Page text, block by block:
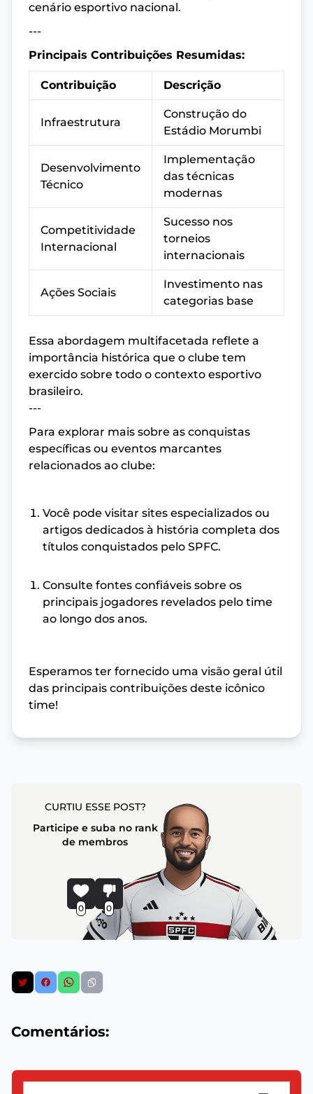
cenário esportivo nacional.
---
Principais Contribuições Resumidas:
Contribuição Descrição
Infraestrutura
Construção do
Estádio Morumbi
Desenvolvimento
Técnico
Implementação
das técnicas
modernas
Competitividade
Internacional
Sucesso nos
torneios
internacionais
Ações Sociais
Investimento nas
categorias base
Essa abordagem multifacetada reflete a
importância histórica que o clube tem
exercido sobre todo o contexto esportivo
brasileiro.
---
Para explorar mais sobre as conquistas
específicas ou eventos marcantes
relacionados ao clube:
Você pode visitar sites especializados ou
artigos dedicados à história completa dos
títulos conquistados pelo SPFC.
Consulte fontes confiáveis sobre os
principais jogadores revelados pelo time
ao longo dos anos.
Esperamos ter fornecido uma visão geral útil
das principais contribuições deste icônico
time!
CURTIU ESSE POST?
Participe e suba no rank
de membros
0 0
Comentários: